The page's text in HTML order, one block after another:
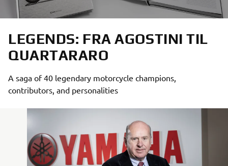
LEGENDS: FRA AGOSTINI TIL
QUARTARARO
A saga of 40 legendary motorcycle champions,
contributors, and personalities